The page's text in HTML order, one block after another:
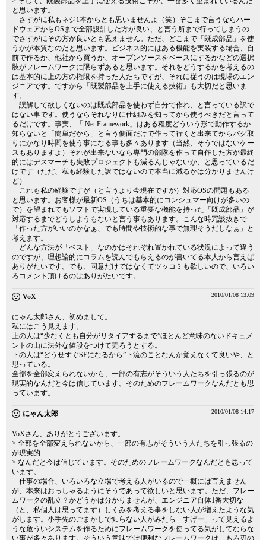
と思います。
さすがに私もネジ1本からとも思いませんよ（笑）そこまで言うならハー
ドウェアからOSまで全部設計した方が良い、と言う所まで行ってしまうの
でさすがにその方が良いとも思えません。ただ、どこまで「既成部品」を使
うかが本質なのだと思います。ビジネス的にはある機能を実装する場合、自
前で作るか、他社から買うか、オープンソースをベースにするかなどの選択
肢がフレームワークに限らずあると思います。それをどうするかを考えるの
は基本的に上の方の権限を持った人たちですが、それに従うのは現場のエン
ジニアです。ですから「既製部品を上手に使える技術」も大切だと思いま
す。
誤解して欲しくないのは既成部品を使わず自分で作れ、と言っている訳で
はない事です。使うならそれなりに仕組みを知ってから使うべきだと言って
るだけです。事実、「.Net Framework」はある程度どういう形で動作するか
知らないと「簡単だから」と言う側面だけで作って行くと出来てからバグ取
りにかなり時間を使う事になる事も多々あります（当然、そうではないケー
スもありますよ）それが出来ないなら専門の部隊を作って自作した方が最終
的にはデスマーチも失敗プロジェクトも減るんじゃないか、と思っているだ
けです（ただ、私も経験した訳ではないので本当に減るかは分かりませんけ
ど）
これも私の経験ですが（と言うより今現在ですが）対応OSの問題もある
と思います。お客様が最新OS（うちは基本的にコンシュマー向けが多いの
で）を望まれてもソフトで実現している重要な機能を持った「既成部品」が
対応するまでどうしようもないと言う事もあります。こんな時冗談抜きで
「作った方がいいのかなぁ、でも時間や技術的な事で無理そうだしなぁ」と
考えます。
どんな方法が「ベスト」なのかはそれぞれ置かれている状況によって違う
のですが、理想論的にコラムを読んでもらえるのが書いてる本人から言えば
ありがたいです。でも、同意だけではなくてツッコミも欲しいので、いろい
ろコメント頂けるのはありがたいです。
VoX 2010/01/08 13:09
にゃん太郎さん、初めまして。
私にはこう見えます。
上の人は“少なくとも自分がリタイアするまで”ほとんど意味のないドキュメ
ントの山に法外な値段をつけて売ろうとする。
下の人は“どうせすぐSEになるから”下流のことなんか覚えなくて良いや、と
思っている。
全部を全部変えられないから、一部の有志がそういう人たちを引っ張るのが
現実的なんだと今は信じています。そのためのフレームワークなんだとも思
っています。
にゃん太郎 2010/01/08 14:17
VoXさん、ありがとうございます。
> 全部を全部変えられないから、一部の有志がそういう人たちを引っ張るの
が現実的
> なんだと今は信じています。そのためのフレームワークなんだとも思って
います。
仕事の場合、いろいろな立場で考える人がいるので一概には言えません
が、本来はおっしゃるようにそうであって欲しいと思います。ただ、フレー
ムワークの乱立？かどうかは分かりませんが、エンジニア自体1番大切な
（と、私個人は思ってます）しくみを考える事をしない人が増えたような気
がします。小手先のごまかしで知らない人がみたら「すげー」って見えるよ
うな危ういシステムを作るためにフレームワークを使ってる気がしてならな